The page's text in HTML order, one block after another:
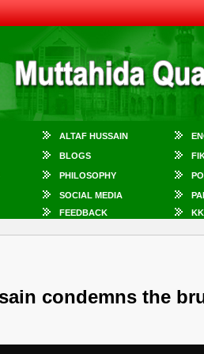
ALTAF HUSSAIN
BLOGS
PHILOSOPHY
SOCIAL MEDIA
FEEDBACK
condemns the